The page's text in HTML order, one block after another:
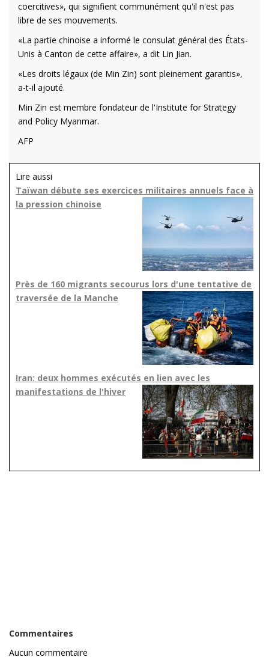
coercitives», qui signifient communément qu'il n'est pas
libre de ses mouvements.
«La partie chinoise a informé le consulat général des États-
Unis à Canton de cette affaire», a dit Lin Jian.
«Les droits légaux (de Min Zin) sont pleinement garantis»,
a-t-il ajouté.
Min Zin est membre fondateur de l'Institute for Strategy
and Policy Myanmar.
AFP
Lire aussi
Taïwan débute ses exercices militaires annuels face à
la pression chinoise
Près de 160 migrants secourus lors d'une tentative de
traversée de la Manche
Iran: deux hommes exécutés en lien avec les
manifestations de l'hiver
Commentaires
Aucun commentaire